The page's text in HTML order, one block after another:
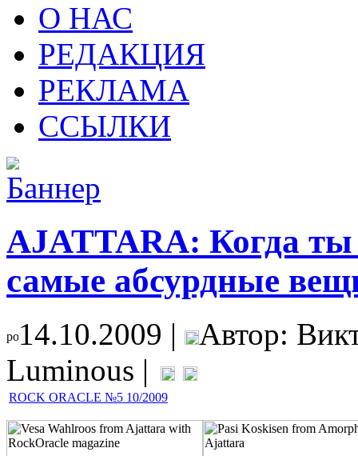
О НАС
РЕДАКЦИЯ
РЕКЛАМА
ССЫЛКИ
AJATTARA: Когда ты
самые абсурдные
14.10.2009 |
Автор:
Luminous |
ROCK ORACLE №5 10/2009